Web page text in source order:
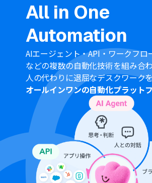
ーションで変換後のファイルを格納す
れぞれ任意のフォルダに設定してくだ
■注意事項
OneDriveとYoomを連携してください
トリガーは5分、10分、15分、30分、
間隔を選択できます。
プランによって最短の起動間隔が異
ください。
分岐はミニプラン以上でご利用いた
ザ操作はサクセスプランでのみご利
なっております。フリープランの場合
ーボットのオペレーションはエラー
意ください。
ミニプランなどの有料プランは、2週
を行うことが可能です。無料トライア
アプリや機能（オペレーション）を
ます。
All in One
Automation
AIエージェント・API・ワークフロ
などの複数の自動化技術を組み合わ
人の代わりに退屈なデスクワーク
オールインワンの自動化プラット